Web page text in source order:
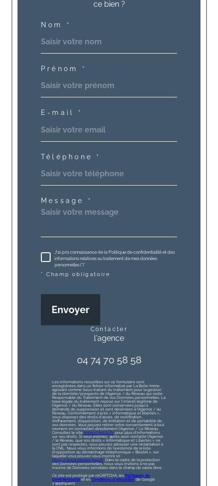
ce bien ?
Nom *
Prénom *
E-mail *
Téléphone *
Message *
J'ai pris connaissance de la Politique de confidentialité et des
informations relatives au traitement de mes données
personnelles (*)*
* Champ obligatoire
Envoyer
contacter
l'agence
04 74 70 58 58
Les informations recueillies sur ce formulaire sont
enregistrées dans un fichier informatisé par La Boite Immo
agissant comme Sous-traitant du traitement pour la gestion
de la clientèle/prospects de l'Agence / du Réseau qui reste
Responsable du Traitement de vos Données personnelles. La
base légale du traitement repose sur l'intérêt légitime de
l'Agence / du Réseau. Elles sont conservées jusqu'à
demande de suppression et sont destinées à l'Agence / au
Réseau. Conformément à la loi « informatique et libertés »,
vous disposez des droits d’accès, de rectification,
d’effacement, d’opposition, de limitation et de portabilité de
vos données. Vous pouvez retirer votre consentement à tout
moment en contactant directement l’Agence / Le Réseau.
Consultez le site https://cnil.fr/fr pour plus d’informations
sur vos droits. Si vous estimez, après avoir contacté l'Agence
/ le Réseau, que vos droits « Informatique et Libertés » ne
sont pas respectés, vous pouvez adresser une réclamation à
la CNIL. Nous vous informons de l’existence de la liste
d'opposition au démarchage téléphonique « Bloctel », sur
laquelle vous pouvez vous inscrire ici :
https://www.bloctel.gouv.fr. Dans le cadre de la protection
des Données personnelles, nous vous invitons à ne pas
inscrire de Données sensibles dans le champ de saisie libre.
Ce site est protégé par reCAPTCHA, les Politiques de
Confidentialité et esConditions d'utilisation de Google
s'appliquent.